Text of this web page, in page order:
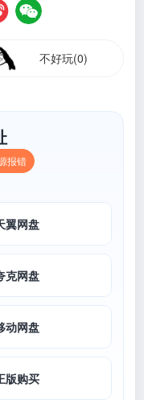
不好玩(0)
报错
翼网盘
克网盘
动网盘
版购买